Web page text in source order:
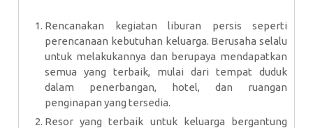
Rencanakan kegiatan liburan persis seperti
perencanaan kebutuhan keluarga. Berusaha selalu
untuk melakukannya dan berupaya mendapatkan
semua yang terbaik, mulai dari tempat duduk
dalam penerbangan, hotel, dan ruangan
penginapan yang tersedia.
Resor yang terbaik untuk keluarga bergantung